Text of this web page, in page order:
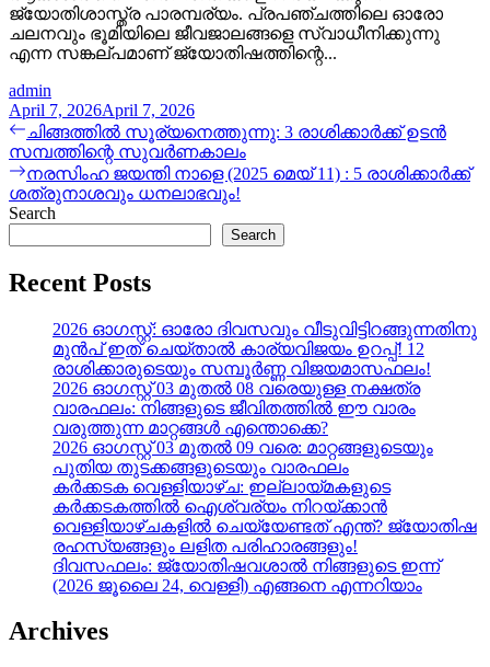
ജ്യോതിശാസ്ത്ര പാരമ്പര്യം. പ്രപഞ്ചത്തിലെ ഓരോ
ചലനവും ഭൂമിയിലെ ജീവജാലങ്ങളെ സ്വാധീനിക്കുന്നു
എന്ന സങ്കല്പമാണ് ജ്യോതിഷത്തിന്റെ...
admin
April 7, 2026April 7, 2026
Post
navigation
Previous
post:
ചിങ്ങത്തിൽ സൂര്യനെത്തുന്നു: 3 രാശിക്കാർക്ക് ഉടൻ
സമ്പത്തിന്റെ സുവർണകാലം
Next
post:
നരസിംഹ ജയന്തി നാളെ (2025 മെയ് 11) : 5 രാശിക്കാർക്ക്
ശത്രുനാശവും ധനലാഭവും!
Search
Search
Recent Posts
2026 ഓഗസ്റ്റ്: ഓരോ ദിവസവും വീടുവിട്ടിറങ്ങുന്നതിനു
മുൻപ് ഇത് ചെയ്താൽ കാര്യവിജയം ഉറപ്പ്! 12
രാശിക്കാരുടെയും സമ്പൂർണ്ണ വിജയമാസഫലം!
2026 ഓഗസ്റ്റ് 03 മുതൽ 08 വരെയുള്ള നക്ഷത്ര
വാരഫലം: നിങ്ങളുടെ ജീവിതത്തിൽ ഈ വാരം
വരുത്തുന്ന മാറ്റങ്ങൾ എന്തൊക്കെ?
2026 ഓഗസ്റ്റ് 03 മുതൽ 09 വരെ: മാറ്റങ്ങളുടെയും
പുതിയ തുടക്കങ്ങളുടെയും വാരഫലം
കർക്കടക വെള്ളിയാഴ്ച: ഇല്ലായ്മകളുടെ
കർക്കടകത്തിൽ ഐശ്വര്യം നിറയ്ക്കാൻ
വെള്ളിയാഴ്ചകളിൽ ചെയ്യേണ്ടത് എന്ത്? ജ്യോതിഷ
രഹസ്യങ്ങളും ലളിത പരിഹാരങ്ങളും!
ദിവസഫലം: ജ്യോതിഷവശാൽ നിങ്ങളുടെ ഇന്ന്‌
(2026 ജൂലൈ 24, വെള്ളി) എങ്ങനെ എന്നറിയാം
Archives